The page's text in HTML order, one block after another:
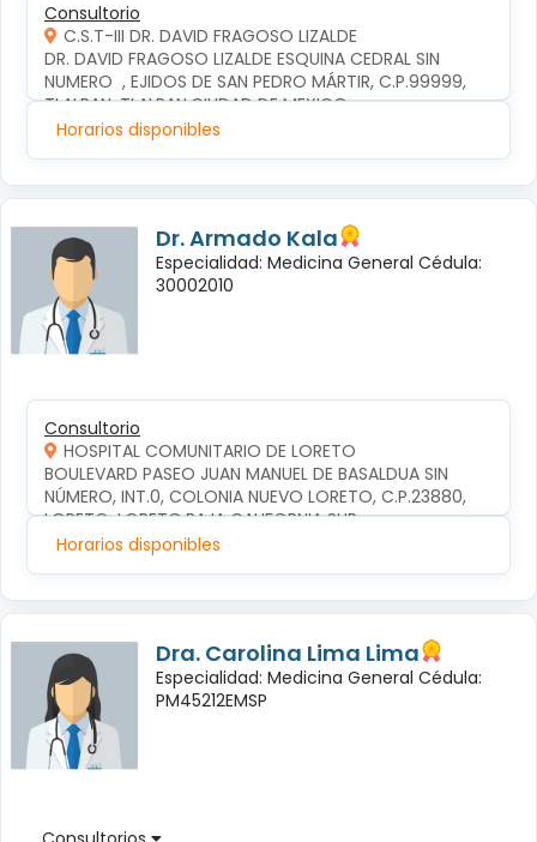
Consultorio
C.S.T-III DR. DAVID FRAGOSO LIZALDE
DR. DAVID FRAGOSO LIZALDE ESQUINA CEDRAL SIN
NUMERO  , EJIDOS DE SAN PEDRO MÁRTIR, C.P.99999,
TLALPAN, TLALPAN,CIUDAD DE MEXICO
Horarios disponibles
Dr. Armado Kala
Especialidad: Medicina General Cédula:
30002010
Consultorio
HOSPITAL COMUNITARIO DE LORETO
BOULEVARD PASEO JUAN MANUEL DE BASALDUA SIN
NÚMERO, INT.0, COLONIA NUEVO LORETO, C.P.23880,
LORETO, LORETO,BAJA CALIFORNIA SUR
Horarios disponibles
Dra. Carolina Lima Lima
Especialidad: Medicina General Cédula:
PM45212EMSP